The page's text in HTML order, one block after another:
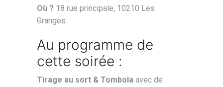
Où ? 18 rue principale, 10210 Les
Granges.
Au programme de
cette soirée :
Tirage au sort & Tombola avec de